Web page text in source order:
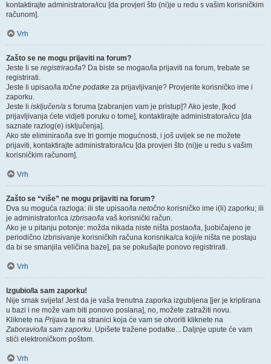
kontaktirajte administratora/icu [da provjeri što (ni)je u redu s vašim korisničkim
računom].
Vrh
Zašto se ne mogu prijaviti na forum?
Jeste li se registrirao/la? Da biste se mogao/la prijaviti na forum, trebate se
registrirati.
Jeste li upisao/la točne podatke za prijavljivanje? Provjerite korisničko ime i
zaporku.
Jeste li isključen/a s foruma [zabranjen vam je pristup]? Ako jeste, [kod
prijavljivanja ćete vidjeti poruku o tome], kontaktirajte administratora/icu [da
saznate razlog(e) isključenja].
Ako ste eliminirao/la sve tri gornje mogućnosti, i još uvijek se ne možete
prijaviti, kontaktirajte administratora/icu [da provjeri što (ni)je u redu s vašim
korisničkim računom].
Vrh
Zašto se “više” ne mogu prijaviti na forum?
Dva su moguća razloga: ili ste upisao/la netočno korisničko ime i(li) zaporku; ili
je administrator/ica izbrisao/la vaš korisnički račun.
Ako je u pitanju potonje: možda nikada niste ništa postao/la, [uobičajeno je
periodično izbrisivanje korisničkih računa korisnika/ca koji/e ništa ne postaju
da bi se smanjila veličina baze], pa se pokušajte ponovo registrirati.
Vrh
Izgubio/la sam zaporku!
Nije smak svijeta! Jest da je vaša trenutna zaporka izgubljena [jer je kriptirana
u bazi i ne može vam biti ponovo poslana], no, možete zatražiti novu.
Kliknete na Prijava te na stranici koja će vam se otvoriti kliknete na
Zaboravio/la sam zaporku. Upišete tražene podatke... Daljnje upute će vam
stići elektroničkom poštom.
Vrh